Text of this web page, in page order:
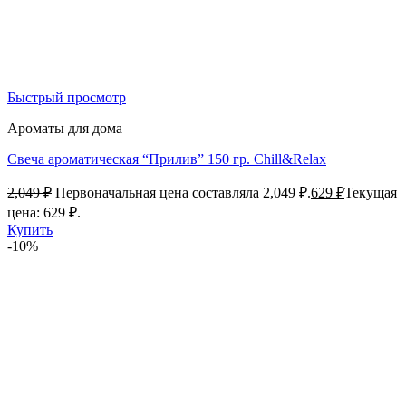
Быстрый просмотр
Ароматы для дома
Свеча ароматическая “Прилив” 150 гр. Chill&Relax
2,049₽ Первоначальная цена составляла 2,049 ₽.629 ₽Текущая
цена: 629 ₽.
Купить
-10%